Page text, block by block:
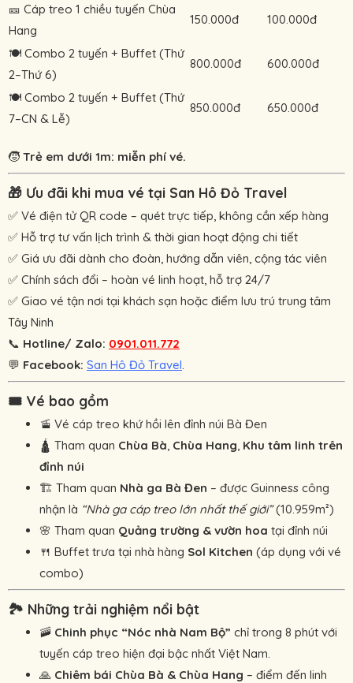
🎫 Cáp treo 1 chiều tuyến Chùa
Hang
150.000đ 100.000đ
🍽️ Combo 2 tuyến + Buffet (Thứ
2–Thứ 6)
800.000đ 600.000đ
🍽️ Combo 2 tuyến + Buffet (Thứ
7–CN & Lễ)
850.000đ 650.000đ
🧒 Trẻ em dưới 1m: miễn phí vé.
🎁 Ưu đãi khi mua vé tại San Hô Đỏ Travel
✅ Vé điện tử QR code – quét trực tiếp, không cần xếp hàng
✅ Hỗ trợ tư vấn lịch trình & thời gian hoạt động chi tiết
✅ Giá ưu đãi dành cho đoàn, hướng dẫn viên, cộng tác viên
✅ Chính sách đổi – hoàn vé linh hoạt, hỗ trợ 24/7
✅ Giao vé tận nơi tại khách sạn hoặc điểm lưu trú trung tâm
Tây Ninh
📞 Hotline/ Zalo: 0901.011.772
💬 Facebook: San Hô Đỏ Travel
🎟️ Vé bao gồm
🚡 Vé cáp treo khứ hồi lên đỉnh núi Bà Đen
🛕 Tham quan Chùa Bà Chùa Hang Khu tâm linh trên
đỉnh núi
🏗️ Tham quan Nhà ga Bà Đen – được Guinness công
nhận là “Nhà ga cáp treo lớn nhất thế giới”(10.959m²)
🌸 Tham quan Quảng trường & vườn hoa tại đỉnh núi
🍴 Buffet trưa tại nhà hàng Sol Kitchen (áp dụng với vé
combo)
🏞️ Những trải nghiệm nổi bật
🚠 Chinh phục “Nóc nhà Nam Bộ” chỉ trong 8 phút với
tuyến cáp treo hiện đại bậc nhất Việt Nam.
🙏 Chiêm bái Chùa Bà & Chùa Hang – điểm đến linh